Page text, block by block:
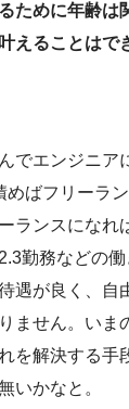
ために年齢は
えることはで
でエンジニア
めばフリーラ
ランスになれ
勤務などの
遇が良く、自
ません。いま
を解決する手
いかなと。